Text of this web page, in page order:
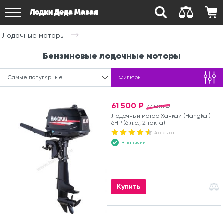
Лодки Деда Мазая
Лодочные моторы
Бензиновые лодочные моторы
Самые популярные Фильтры
77 500 ₽
61 500 ₽
Лодочный мотор Ханкай (Hangkai)
6HP (6 л.с., 2 такта)
4 отзыва
В наличии
Купить